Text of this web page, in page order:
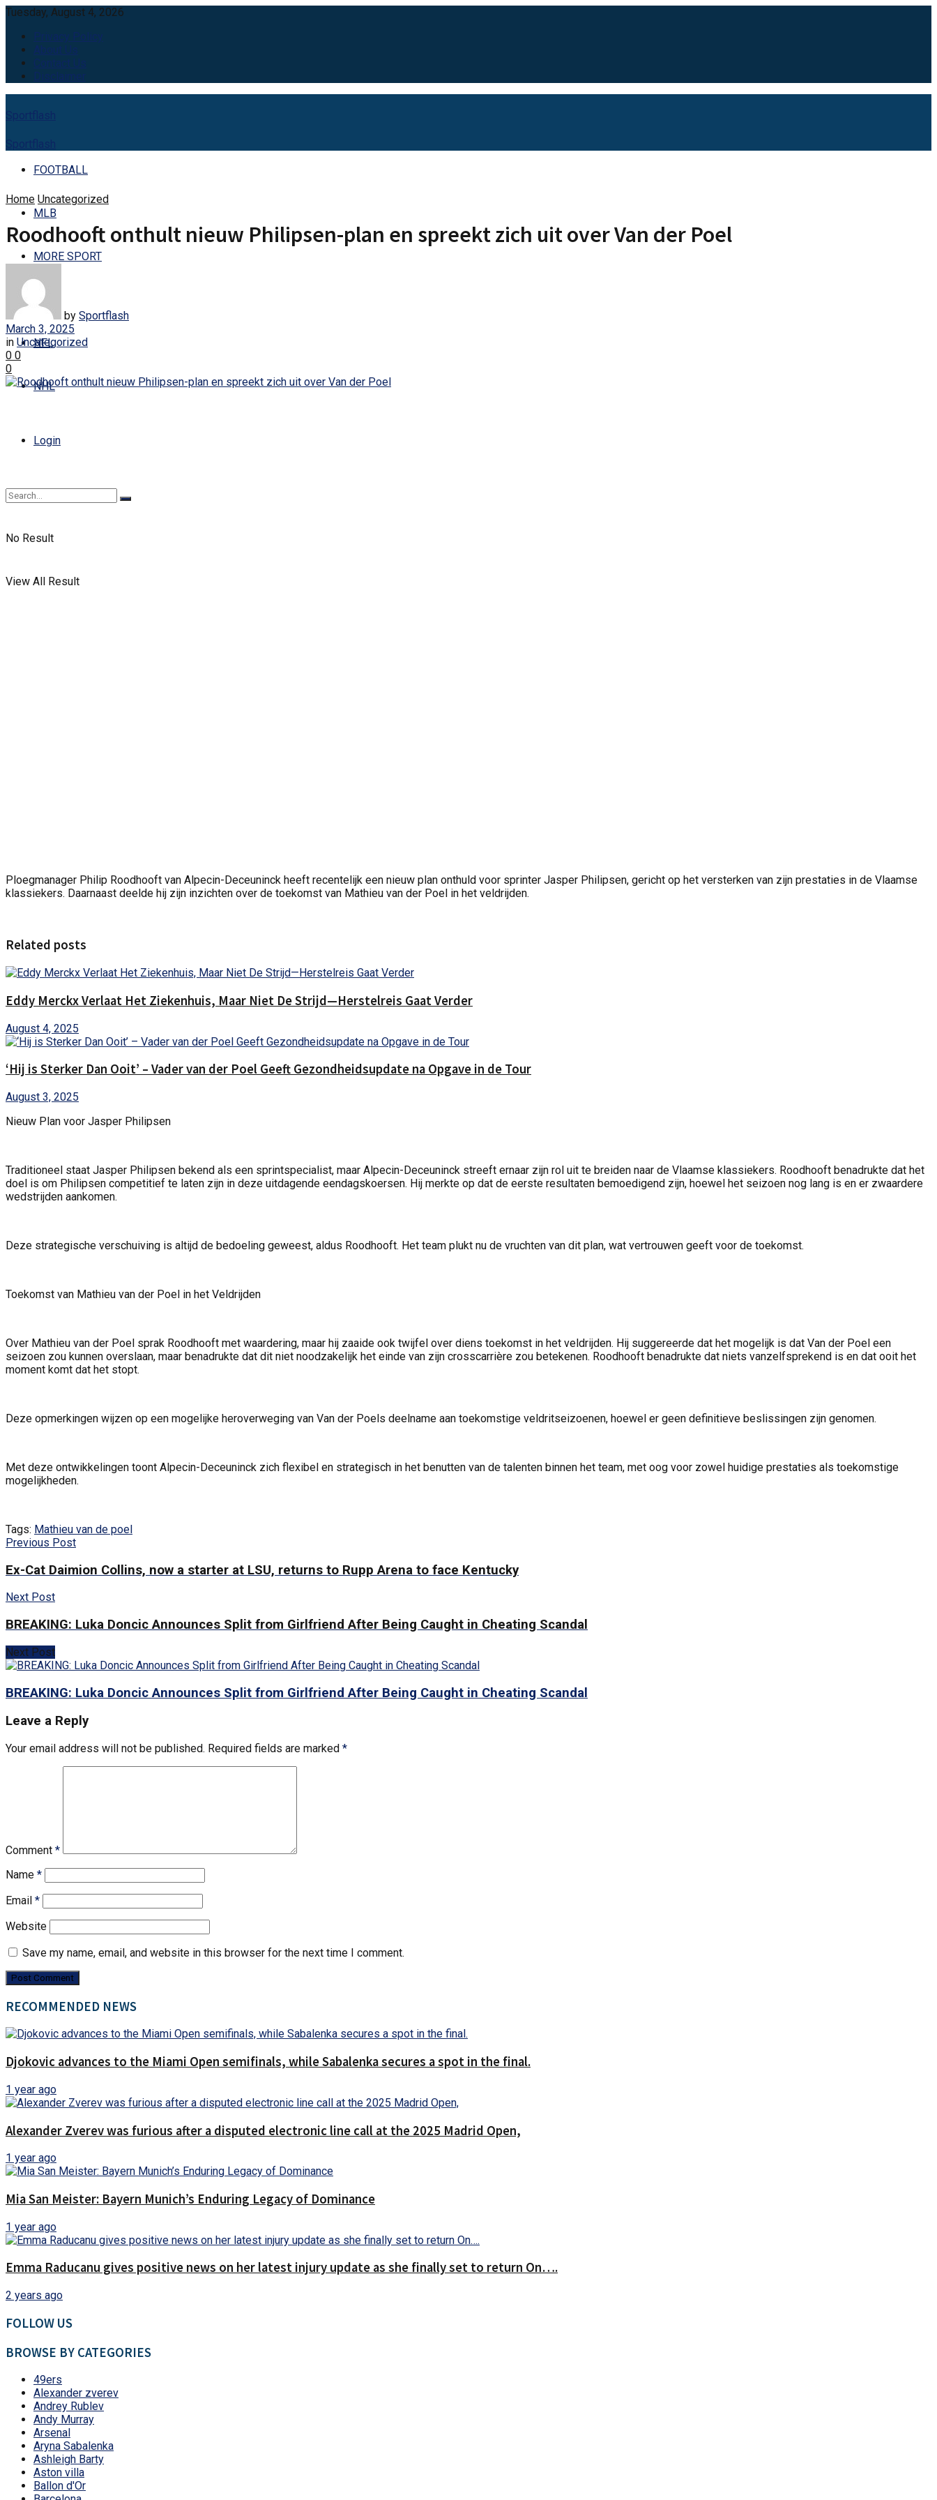
Tuesday, August 4, 2026
Privacy Policy
About Us
Contact Us
Disclaimer
Sportflash
FOOTBALL
MLB
MORE SPORT
NBA
NFL
NHL
Login
No Result
View All Result
Sportflash
Home Uncategorized
Roodhooft onthult nieuw Philipsen-plan en spreekt zich uit over Van der Poel
by Sportflash
March 3, 2025
in Uncategorized
0 0
0
Ploegmanager Philip Roodhooft van Alpecin-Deceuninck heeft recentelijk een nieuw plan onthuld voor sprinter Jasper Philipsen, gericht op het versterken van zijn prestaties in de Vlaamse
klassiekers. Daarnaast deelde hij zijn inzichten over de toekomst van Mathieu van der Poel in het veldrijden.
Related posts
Eddy Merckx Verlaat Het Ziekenhuis, Maar Niet De Strijd—Herstelreis Gaat Verder
August 4, 2025
‘Hij is Sterker Dan Ooit’ – Vader van der Poel Geeft Gezondheidsupdate na Opgave in de Tour
August 3, 2025
Nieuw Plan voor Jasper Philipsen
Traditioneel staat Jasper Philipsen bekend als een sprintspecialist, maar Alpecin-Deceuninck streeft ernaar zijn rol uit te breiden naar de Vlaamse klassiekers. Roodhooft benadrukte dat het
doel is om Philipsen competitief te laten zijn in deze uitdagende eendagskoersen. Hij merkte op dat de eerste resultaten bemoedigend zijn, hoewel het seizoen nog lang is en er zwaardere
wedstrijden aankomen.
Deze strategische verschuiving is altijd de bedoeling geweest, aldus Roodhooft. Het team plukt nu de vruchten van dit plan, wat vertrouwen geeft voor de toekomst.
Toekomst van Mathieu van der Poel in het Veldrijden
Over Mathieu van der Poel sprak Roodhooft met waardering, maar hij zaaide ook twijfel over diens toekomst in het veldrijden. Hij suggereerde dat het mogelijk is dat Van der Poel een
seizoen zou kunnen overslaan, maar benadrukte dat dit niet noodzakelijk het einde van zijn crosscarrière zou betekenen. Roodhooft benadrukte dat niets vanzelfsprekend is en dat ooit het
moment komt dat het stopt.
Deze opmerkingen wijzen op een mogelijke heroverweging van Van der Poels deelname aan toekomstige veldritseizoenen, hoewel er geen definitieve beslissingen zijn genomen.
Met deze ontwikkelingen toont Alpecin-Deceuninck zich flexibel en strategisch in het benutten van de talenten binnen het team, met oog voor zowel huidige prestaties als toekomstige
mogelijkheden.
Tags: Mathieu van de poel
Previous Post
Ex-Cat Daimion Collins, now a starter at LSU, returns to Rupp Arena to face Kentucky
Next Post
BREAKING: Luka Doncic Announces Split from Girlfriend After Being Caught in Cheating Scandal
Next Post
BREAKING: Luka Doncic Announces Split from Girlfriend After Being Caught in Cheating Scandal
Leave a Reply
Your email address will not be published. Required fields are marked *
Comment *
Name *
Email *
Website
Save my name, email, and website in this browser for the next time I comment.
RECOMMENDED NEWS
Djokovic advances to the Miami Open semifinals, while Sabalenka secures a spot in the final.
1 year ago
Alexander Zverev was furious after a disputed electronic line call at the 2025 Madrid Open,
1 year ago
Mia San Meister: Bayern Munich’s Enduring Legacy of Dominance
1 year ago
Emma Raducanu gives positive news on her latest injury update as she finally set to return On….
2 years ago
FOLLOW US
BROWSE BY CATEGORIES
49ers
Alexander zverev
Andrey Rublev
Andy Murray
Arsenal
Aryna Sabalenka
Ashleigh Barty
Aston villa
Ballon d'Or